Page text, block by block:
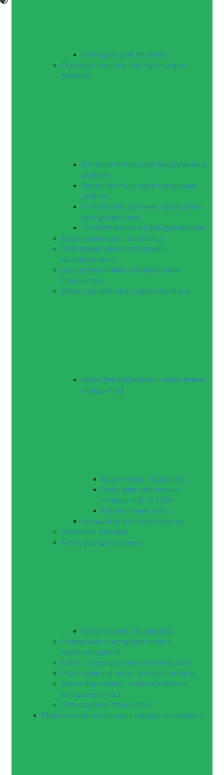
Затирки для плитки
Антисептики и пропитки для
дерева
Антисептики для внутренних
работ
Антисептики для наружных
работ
Огнебиозащитные пропитки
для древесины
Отбеливатели для древесины
Грунтовки для покраски
Фасадные декоративные
штукатурки
Декоративные интерьерные
покрытия
Клеи, герметики, гидроизоляция
Клеи для паркета и напольных
покрытий
Грунтовки под клей
Клей для напольных
покрытий из ПВХ
Паркетные клеи
специального назначения
Premium бренды
Готовые шпаклевки
Шпатлевки по дереву
Малярные инструменты и
краскопульты
Обои и армирующие материалы
Монтажные пены и очистители
Растворители, очистители и
спецсредства
Эпоксидное покрытие
Масла и пропитки для наружных работ